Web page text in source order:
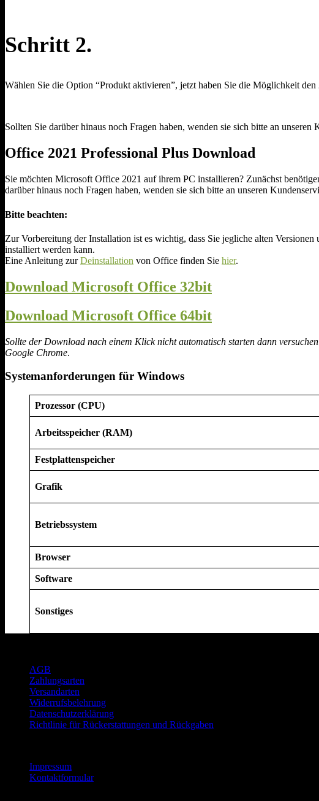
Schritt 2.
Wählen Sie die Option “Produkt aktivieren”, jetzt haben Sie die Möglichkeit
Sollten Sie darüber hinaus noch Fragen haben, wenden sie sich bitte an unseren
Office 2021 Professional Plus Download
Sie möchten Microsoft Office 2021 auf ihrem PC installieren? Zunächst
darüber hinaus noch Fragen haben, wenden sie sich bitte an unseren
Bitte beachten:
Zur Vorbereitung der Installation ist es wichtig, dass Sie jegliche alten
installiert werden kann.
Eine Anleitung zurDeinstallation von Office finden Sie hier.
Download Microsoft Office 32bit
Download Microsoft Office 64bit
Sollte der Download nach einem Klick nicht automatisch starten dann
Google Chrome.
Systemanforderungen für Windows
Prozessor (CPU)
Arbeitsspeicher (RAM)
Festplattenspeicher
Grafik
Betriebssystem
Browser
Software
Sonstiges
AGB
Zahlungsarten
Versandarten
Widerrufsbelehrung
Datenschutzerklärung
Richtlinie für Rückerstattungen und Rückgaben
Impressum
Kontaktformular